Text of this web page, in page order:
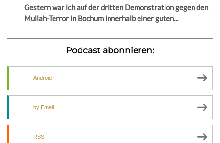
Gestern war ich auf der dritten Demonstration gegen den
Mullah-Terror in Bochum innerhalb einer guten...
Podcast abonnieren:
Android
by Email
RSS